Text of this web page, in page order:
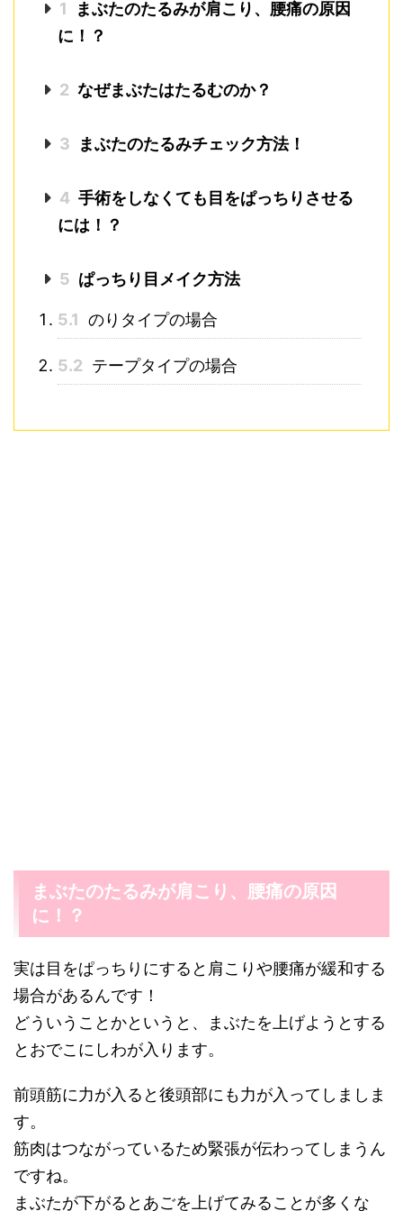
1
まぶたのたるみが肩こり、腰痛の原因
に！？
2 なぜまぶたはたるむのか？
3 まぶたのたるみチェック方法！
4 手術をしなくても目をぱっちりさせる
には！？
5 ぱっちり目メイク方法
5.1 のりタイプの場合
5.2 テープタイプの場合
まぶたのたるみが肩こり、腰痛の原因
に！？
実は目をぱっちりにすると肩こりや腰痛が緩和する
場合があるんです！
どういうことかというと、まぶたを上げようとする
とおでこにしわが入ります。
前頭筋に力が入ると後頭部にも力が入ってしましま
す。
筋肉はつながっているため緊張が伝わってしまうん
ですね。
まぶたが下がるとあごを上げてみることが多くな